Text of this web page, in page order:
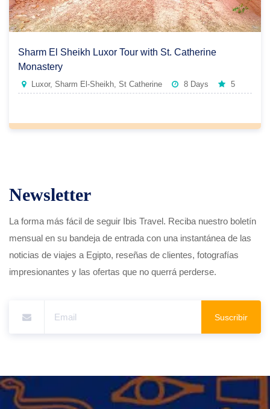
Sharm El Sheikh Luxor Tour with St. Catherine
Monastery
Luxor, Sharm El-Sheikh, St Catherine 8 Days 5
Newsletter
La forma más fácil de seguir Ibis Travel. Reciba nuestro boletín
mensual en su bandeja de entrada con una instantánea de las
noticias de viajes a Egipto, reseñas de clientes, fotografías
impresionantes y las ofertas que no querrá perderse.
Suscribir